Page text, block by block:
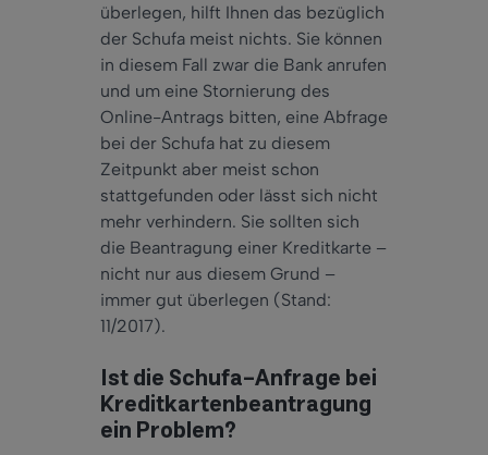
überlegen, hilft Ihnen das bezüglich
der Schufa meist nichts. Sie können
in diesem Fall zwar die Bank anrufen
und um eine Stornierung des
Online-Antrags bitten, eine Abfrage
bei der Schufa hat zu diesem
Zeitpunkt aber meist schon
stattgefunden oder lässt sich nicht
mehr verhindern. Sie sollten sich
die Beantragung einer Kreditkarte –
nicht nur aus diesem Grund –
immer gut überlegen (Stand:
11/2017).
Ist die Schufa-Anfrage bei
Kreditkartenbeantragung
ein Problem?